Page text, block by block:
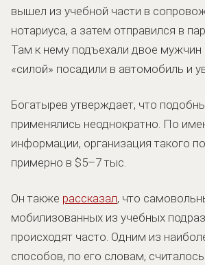
вышел из учебной части в
нотариуса, а затем отправился в
Там к нему подъехали двое
«силой» посадили в автомобиль и
Богатырев утверждает, что
применялись неоднократно. По
информации, организация такого
примерно в $5–7 тыс.
Он также рассказал, что
мобилизованных из учебных
происходят часто. Одним из
способов, по его словам,